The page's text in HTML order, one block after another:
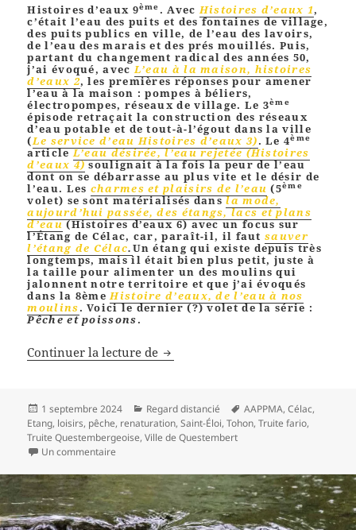
Histoires d’eaux 9ème . AvecHistoires d’eaux 1,
c’était l’eau des puits et des fontaines de village,
des puits publics en ville, de l’eau des lavoirs,
de l’eau des marais et des prés mouillés. Puis,
partant du changement radical des années 50,
j’ai évoqué, avecL’eau à la maison, histoires
d’eaux 2, les premières réponses pour amener
l’eau à la maison : pompes à béliers,
électropompes, réseaux de village. Le 3ème
épisode retraçait la construction des réseaux
d’eau potable et de tout-à-l’égout dans la ville
(Le service d’eau Histoires d’eaux 3). Le 4ème
articleL’eau désirée, l’eau rejetée (Histoires
d’eaux 4)soulignait à la fois la peur de l’eau
dont on se débarrasse au plus vite et le désir de
l’eau. Les charmes et plaisirs de l’eau (5ème
volet) se sont matérialisés dansla mode,
aujourd’hui passée, des étangs, lacs et plans
d’eau(Histoires d’eaux 6) avec un focus sur
l’Étang de Célac, car, paraît-il, il fautsauver
l’étang de Célac.Un étang qui existe depuis très
longtemps, mais il était bien plus petit, juste à
la taille pour alimenter un des moulins qui
jalonnent notre territoire et que j’ai évoqués
dans la 8èmeHistoire d’eaux, de l’eau à nos
moulins. Voici le dernier (?) volet de la série :
Pêche et poissons.
Continuer la lecture de Pêche et poissons (Histoires
Publié
le
1 septembre 2024 Catégories
Regard distancié
Mots-
clés
AAPPMA,Célac,
Etang, loisirs, pêche, renaturation,Saint-Éloi,Tohon,Truite fario,
Truite Questembergeoise,Ville de Questembert
Un commentaire